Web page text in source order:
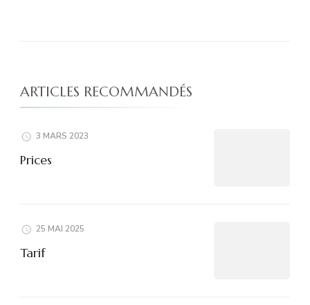
ARTICLES RECOMMANDÉS
3 MARS 2023
Prices
25 MAI 2025
Tarif